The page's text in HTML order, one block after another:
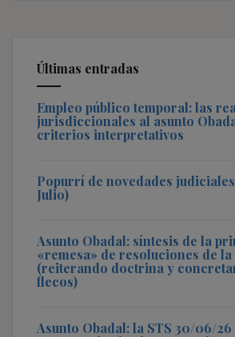
Últimas entradas
Empleo público temporal: las
jurisdiccionales al asunto
criterios interpretativos
Popurrí de novedades judiciales
Julio)
Asunto Obadal: síntesis de la
«remesa» de resoluciones de la
(reiterando doctrina y
flecos)
Asunto Obadal: la STS 30/06/